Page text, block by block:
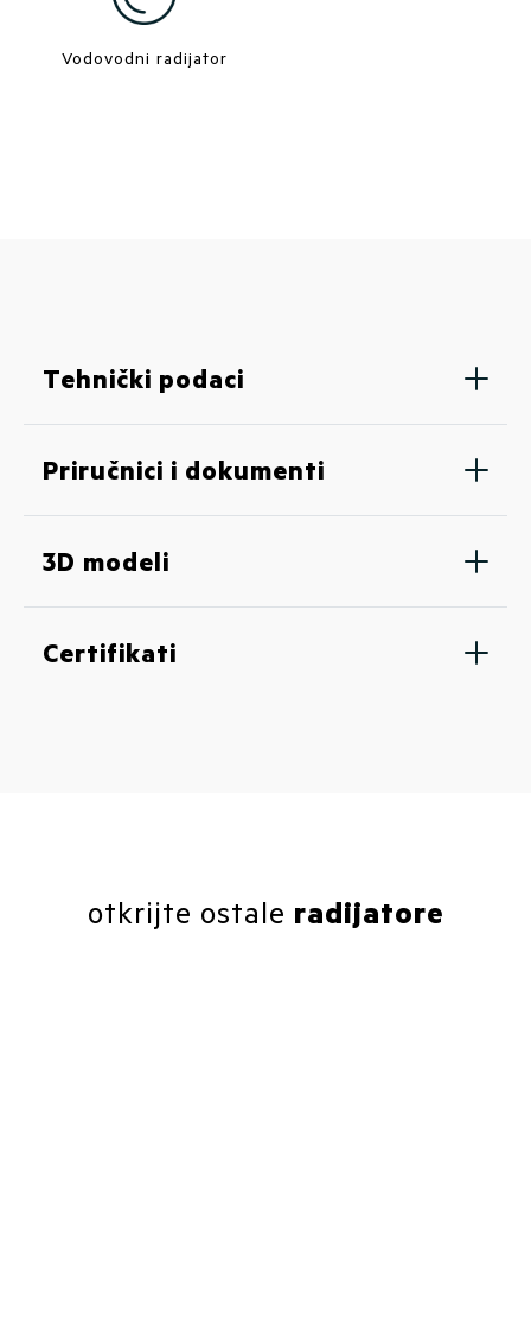
Vodovodni radijator
Tehnički podaci
Priručnici i dokumenti
3D modeli
Certifikati
otkrijte ostale radijatore